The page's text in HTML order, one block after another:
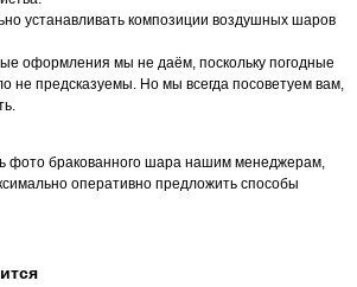
устанавливать композиции воздушных шаров
оформления мы не даём, поскольку погодные
не предсказуемы. Но мы всегда посоветуем вам,
фото бракованного шара нашим менеджерам,
оперативно предложить способы